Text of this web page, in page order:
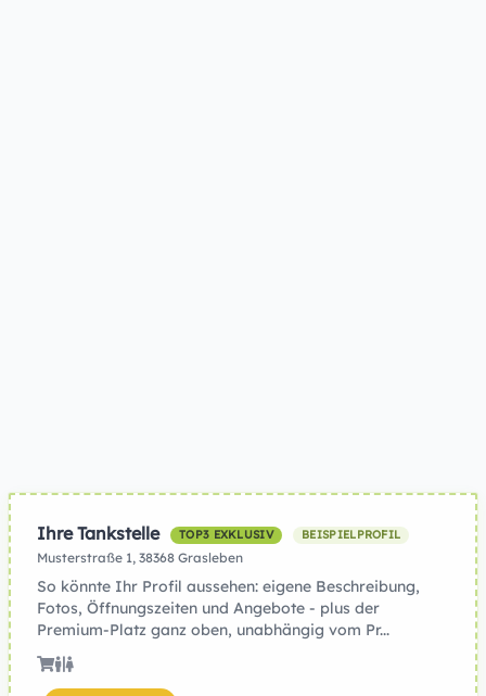
Ihre Tankstelle TOP3 EXKLUSIV BEISPIELPROFIL
Musterstraße 1, 38368 Grasleben
So könnte Ihr Profil aussehen: eigene Beschreibung,
Fotos, Öffnungszeiten und Angebote - plus der
Premium-Platz ganz oben, unabhängig vom Pr...